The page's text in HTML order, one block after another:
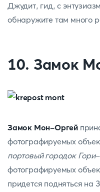
Джудит, гид, с
обнаружите там много
10. Замок
Замок Мон-Оргей
фотографируемых
портовый городок Гори-
фотографируемых
придется подняться на